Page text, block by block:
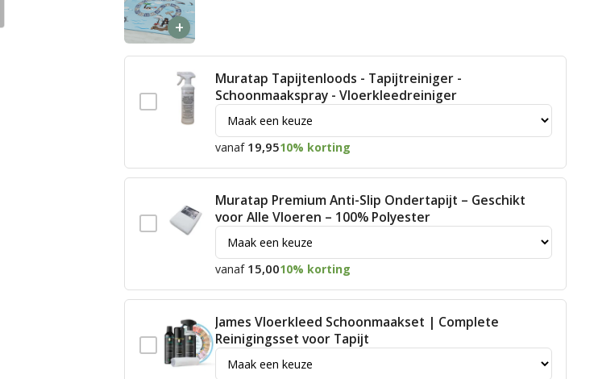
+
Muratap Tapijtenloods - Tapijtreiniger -
Schoonmaakspray - Vloerkleedreiniger
vanaf 19,9510% korting
Muratap Premium Anti-Slip Ondertapijt – Geschikt
voor Alle Vloeren – 100% Polyester
vanaf 15,0010% korting
James Vloerkleed Schoonmaakset | Complete
Reinigingsset voor Tapijt